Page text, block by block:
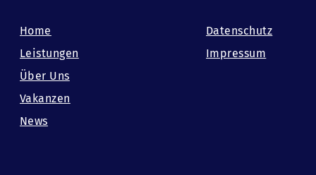
Home
Leistungen
Über Uns
Vakanzen
News
Datenschutz
Impressum